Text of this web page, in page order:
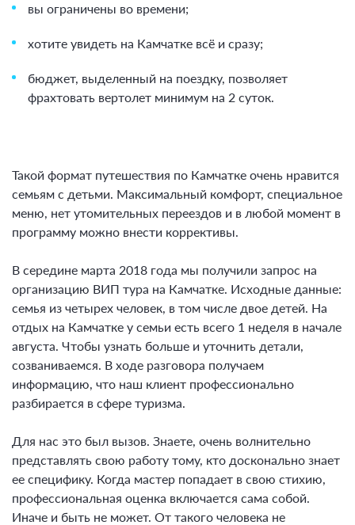
вы ограничены во времени;
хотите увидеть на Камчатке всё и сразу;
бюджет, выделенный на поездку, позволяет
фрахтовать вертолет минимум на 2 суток.
Такой формат путешествия по Камчатке очень нравится
семьям с детьми. Максимальный комфорт, специальное
меню, нет утомительных переездов и в любой момент в
программу можно внести коррективы.
В середине марта 2018 года мы получили запрос на
организацию ВИП тура на Камчатке. Исходные данные:
семья из четырех человек, в том числе двое детей. На
отдых на Камчатке у семьи есть всего 1 неделя в начале
августа. Чтобы узнать больше и уточнить детали,
созваниваемся. В ходе разговора получаем
информацию, что наш клиент профессионально
разбирается в сфере туризма.
Для нас это был вызов. Знаете, очень волнительно
представлять свою работу тому, кто досконально знает
ее специфику. Когда мастер попадает в свою стихию,
профессиональная оценка включается сама собой.
Иначе и быть не может. От такого человека не